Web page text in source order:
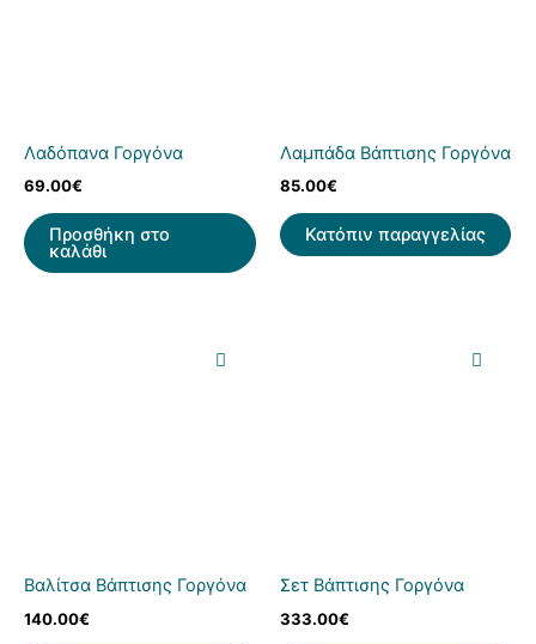
Λαδόπανα Γοργόνα
69.00€
Προσθήκη στο
καλάθι
Λαμπάδα Βάπτισης Γοργόνα
85.00€
Κατόπιν παραγγελίας
Βαλίτσα Βάπτισης Γοργόνα
140.00€
Σετ Βάπτισης Γοργόνα
333.00€